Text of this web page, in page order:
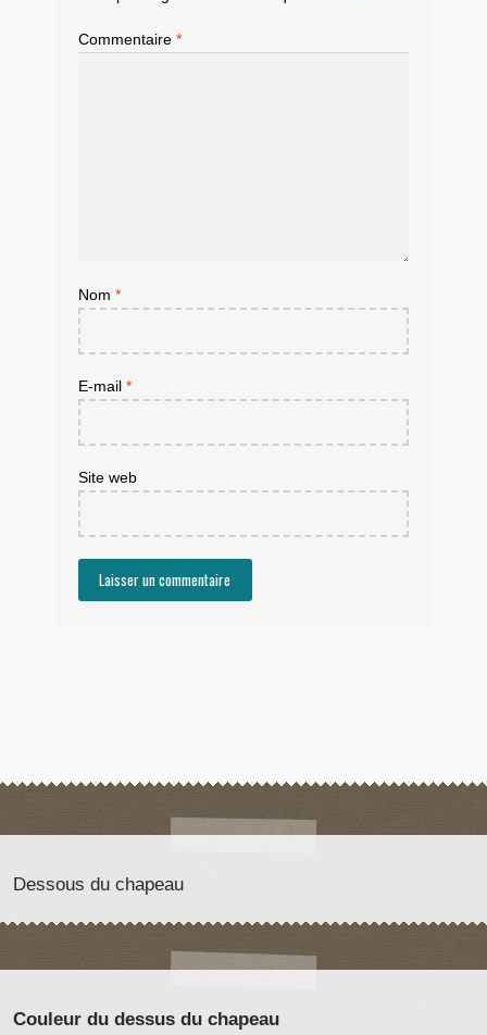
Commentaire *
Nom *
E-mail *
Site web
Dessous du chapeau
Couleur du dessus du chapeau